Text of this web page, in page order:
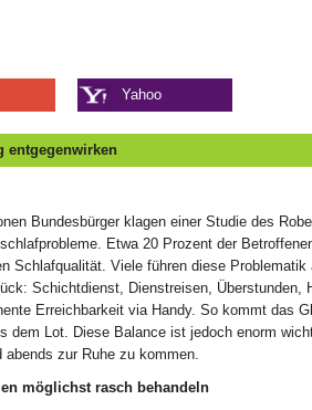
Yahoo
entgegenwirken
Bundesbürger klagen einer Studie des
Etwa 20 Prozent der
Schlafqualität. Viele führen diese
Schichtdienst, Dienstreisen, Überstunden,
Erreichbarkeit via Handy. So kommt das
dem Lot. Diese Balance ist jedoch enorm
abends zur Ruhe zu kommen.
möglichst rasch behandeln